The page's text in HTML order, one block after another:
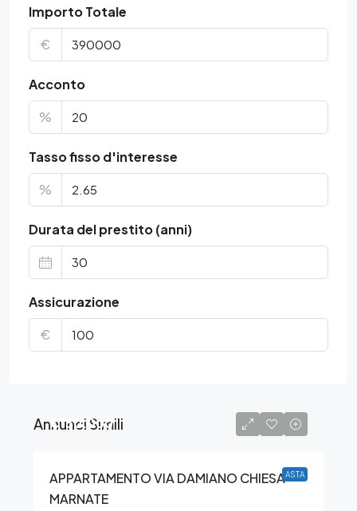
Importo Totale
€
Acconto
%
Tasso fisso d'interesse
%
Durata del prestito (anni)
Assicurazione
€
Annunci Simili
ASTA
€150.000
APPARTAMENTO VIA DAMIANO CHIESA –
MARNATE